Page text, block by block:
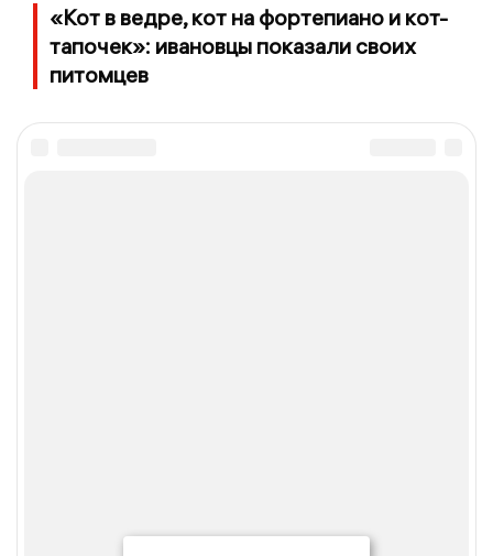
«Кот в ведре, кот на фортепиано и кот-
тапочек»: ивановцы показали своих
питомцев